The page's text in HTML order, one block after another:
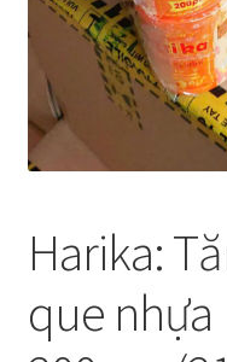
Yêu cầu xoá tài khoản
Harika:
que nhựa